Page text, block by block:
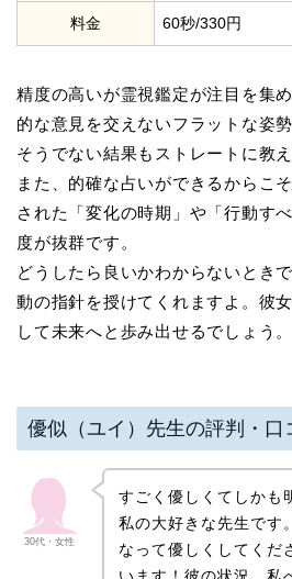
料金 60秒/330円
精度の高いが霊視鑑定が注目を集
的な意見を交えないフラットな姿
そうでない結果もストレートに教え
また、的確な占いができるからこ
された「変化の時期」や「行動す
度が抜群です。
どうしたら良いかわからないとき
動の指針を授けてくれますよ。彼
して未来へと歩み出せるでしょう。
優似（ユイ）先生の評判・口
30代・女性
すごく優しくてしかも
私の大好きな先生です
なって優しくしてくだ